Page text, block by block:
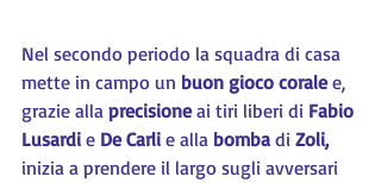
Nel secondo periodo la squadra di casa
mette in campo un buon gioco corale e,
grazie alla precisione ai tiri liberi di Fabio
Lusardi e De Carli e alla bomba di Zoli,
inizia a prendere il largo sugli avversari